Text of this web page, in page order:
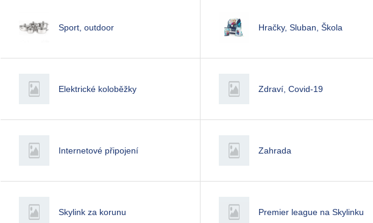
Sport, outdoor Hračky, Sluban, Škola
Elektrické koloběžky Zdraví, Covid-19
Internetové připojení Zahrada
Skylink za korunu Premier league na Skylinku